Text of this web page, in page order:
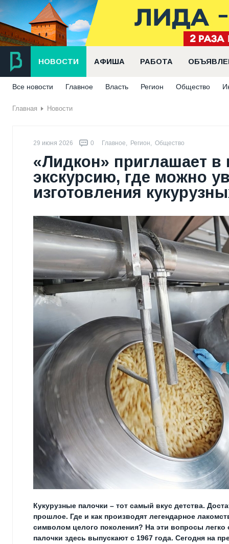
НОВОСТИ АФИША РАБОТА
Все новости Главное Власть Регион Общество
Главная Новости
29 июня 2026 0 Главное, Регион, Общество
«Лидкон» приглашает
экскурсию, где можно
изготовления
Кукурузные палочки – тот самый вкус детства.
прошлое. Где и как производят легендарное
символом целого поколения? На эти вопросы
палочки здесь выпускают с 1967 года. Сегодня на